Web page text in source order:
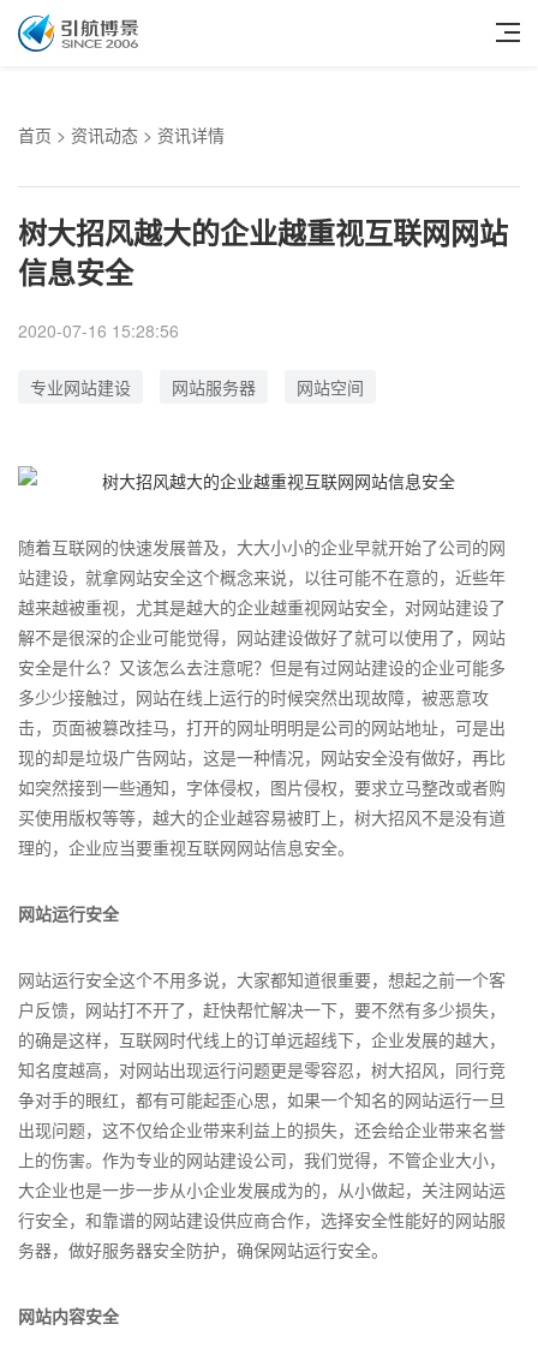
首页 > 资讯动态 > 资讯详情
树大招风越大的企业越重视互联网网站
信息安全
2020-07-16 15:28:56
专业网站建设 网站服务器 网站空间
随着互联网的快速发展普及，大大小小的企业早就开始了公司的网
站建设，就拿网站安全这个概念来说，以往可能不在意的，近些年
越来越被重视，尤其是越大的企业越重视网站安全，对网站建设了
解不是很深的企业可能觉得，网站建设做好了就可以使用了，网站
安全是什么？又该怎么去注意呢？但是有过网站建设的企业可能多
多少少接触过，网站在线上运行的时候突然出现故障，被恶意攻
击，页面被篡改挂马，打开的网址明明是公司的网站地址，可是出
现的却是垃圾广告网站，这是一种情况，网站安全没有做好，再比
如突然接到一些通知，字体侵权，图片侵权，要求立马整改或者购
买使用版权等等，越大的企业越容易被盯上，树大招风不是没有道
理的，企业应当要重视互联网网站信息安全。
网站运行安全
网站运行安全这个不用多说，大家都知道很重要，想起之前一个客
户反馈，网站打不开了，赶快帮忙解决一下，要不然有多少损失，
的确是这样，互联网时代线上的订单远超线下，企业发展的越大，
知名度越高，对网站出现运行问题更是零容忍，树大招风，同行竞
争对手的眼红，都有可能起歪心思，如果一个知名的网站运行一旦
出现问题，这不仅给企业带来利益上的损失，还会给企业带来名誉
上的伤害。作为专业的网站建设公司，我们觉得，不管企业大小，
大企业也是一步一步从小企业发展成为的，从小做起，关注网站运
行安全，和靠谱的网站建设供应商合作，选择安全性能好的网站服
务器，做好服务器安全防护，确保网站运行安全。
网站内容安全